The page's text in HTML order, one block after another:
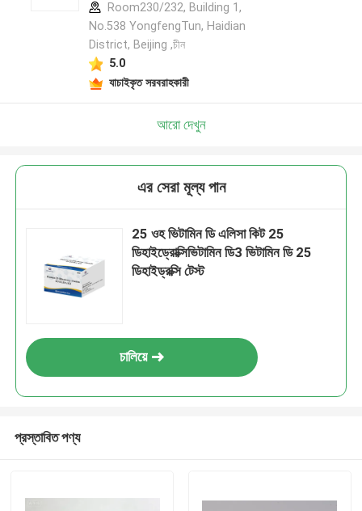
Room230/232, Building 1,
No.538 YongfengTun, Haidian
District, Beijing ,চীন
5.0
যাচাইকৃত সরবরাহকারী
আরো দেখুন
এর সেরা মূল্য পান
25 ওহ ভিটামিন ডি এলিসা কিট 25
ডিহাইড্রোক্সিভিটামিন ডি3 ভিটামিন ডি 25
ডিহাইড্রক্সি টেস্ট
চালিয়ে
প্রস্তাবিত পণ্য